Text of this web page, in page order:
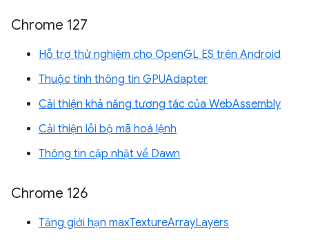
Chrome 127
Hỗ trợ thử nghiệm cho OpenGL ES trên Android
Thuộc tính thông tin GPUAdapter
Cải thiện khả năng tương tác của WebAssembly
Cải thiện lỗi bộ mã hoá lệnh
Thông tin cập nhật về Dawn
Chrome 126
Tăng giới hạn maxTextureArrayLayers